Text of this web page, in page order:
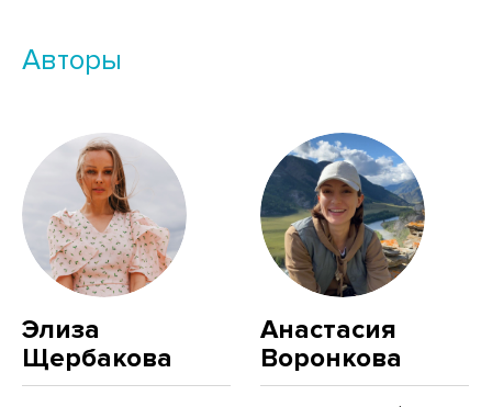
Авторы
Элиза
Щербакова
Анастасия
Воронкова